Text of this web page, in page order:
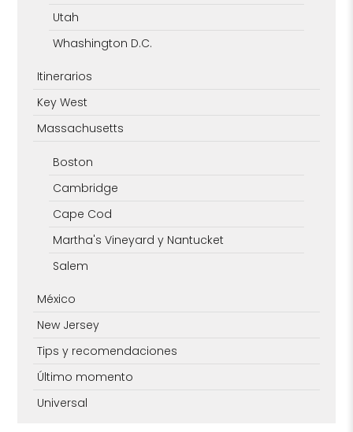
Utah
Whashington D.C.
Itinerarios
Key West
Massachusetts
Boston
Cambridge
Cape Cod
Martha's Vineyard y Nantucket
Salem
México
New Jersey
Tips y recomendaciones
Último momento
Universal